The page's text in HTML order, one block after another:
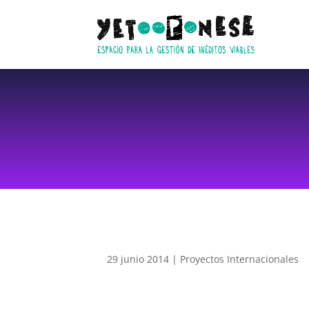
29 junio 2014| Proyectos Internacionales